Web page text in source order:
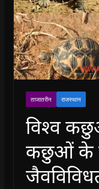
ताजातरीन राजस्थान
विश्व
कछुओं के